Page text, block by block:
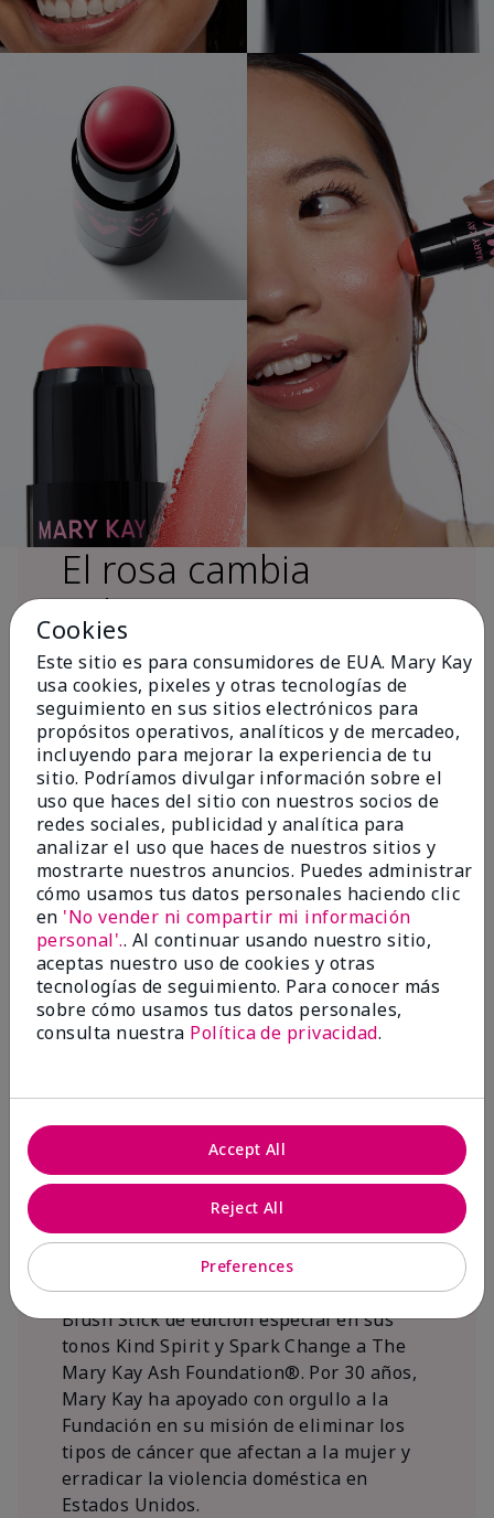
El rosa cambia
vidas®
Más de $18 millones donados a nivel
global desde 2008 para impulsar la
investigación contra el cáncer, erradicar
la violencia doméstica, promover el
empoderamiento económico y
transformar comunidades.
Juntas hacemos la diferencia.
Únete al programa global El rosa cambia
vidas® de Mary Kay y ayuda a cambiar la
vida de mujeres y sus familias en todo el
mundo. En Estados Unidos, del 26 de abril
al 15 de noviembre de 2026, Mary Kay Inc.
donará $1 de cada venta del Mary Kay®
Blush Stick de edición especial en sus
tonos Kind Spirit y Spark Change a The
Mary Kay Ash Foundation®. Por 30 años,
Mary Kay ha apoyado con orgullo a la
Fundación en su misión de eliminar los
tipos de cáncer que afectan a la mujer y
erradicar la violencia doméstica en
Estados Unidos.
Cookies
Este sitio es para consumidores de EUA. Mary Kay
usa cookies, pixeles y otras tecnologías de
seguimiento en sus sitios electrónicos para
propósitos operativos, analíticos y de mercadeo,
incluyendo para mejorar la experiencia de tu
sitio. Podríamos divulgar información sobre el
uso que haces del sitio con nuestros socios de
redes sociales, publicidad y analítica para
analizar el uso que haces de nuestros sitios y
mostrarte nuestros anuncios. Puedes administrar
cómo usamos tus datos personales haciendo clic
en 'No vender ni compartir mi información
personal'.. Al continuar usando nuestro sitio,
aceptas nuestro uso de cookies y otras
tecnologías de seguimiento. Para conocer más
sobre cómo usamos tus datos personales,
consulta nuestra Política de privacidad.
Preferences
Reject All
Accept All